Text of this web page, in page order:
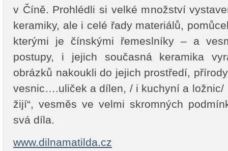
v Číně. Prohlédli si velké množství
keramiky, ale i celé řady materiálů,
kterými je čínskými řemeslníky – a
postupy, i jejich současná keramika
obrázků nakoukli do jejich prostředí,
vesnic….uliček a dílen, / i kuchyní a ložnic/
žijí“, vesměs ve velmi skromných
svá díla.
www.dilnamatilda.cz